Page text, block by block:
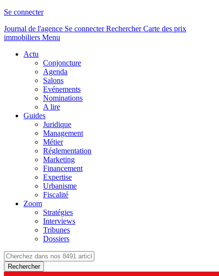
Se connecter
Journal de l'agence Se connecterRechercher Carte des prix
immobiliers Menu
Actu
Conjoncture
Agenda
Salons
Evénements
Nominations
A lire
Guides
Juridique
Management
Métier
Réglementation
Marketing
Financement
Expertise
Urbanisme
Fiscalité
Zoom
Stratégies
Interviews
Tribunes
Dossiers
Rechercher